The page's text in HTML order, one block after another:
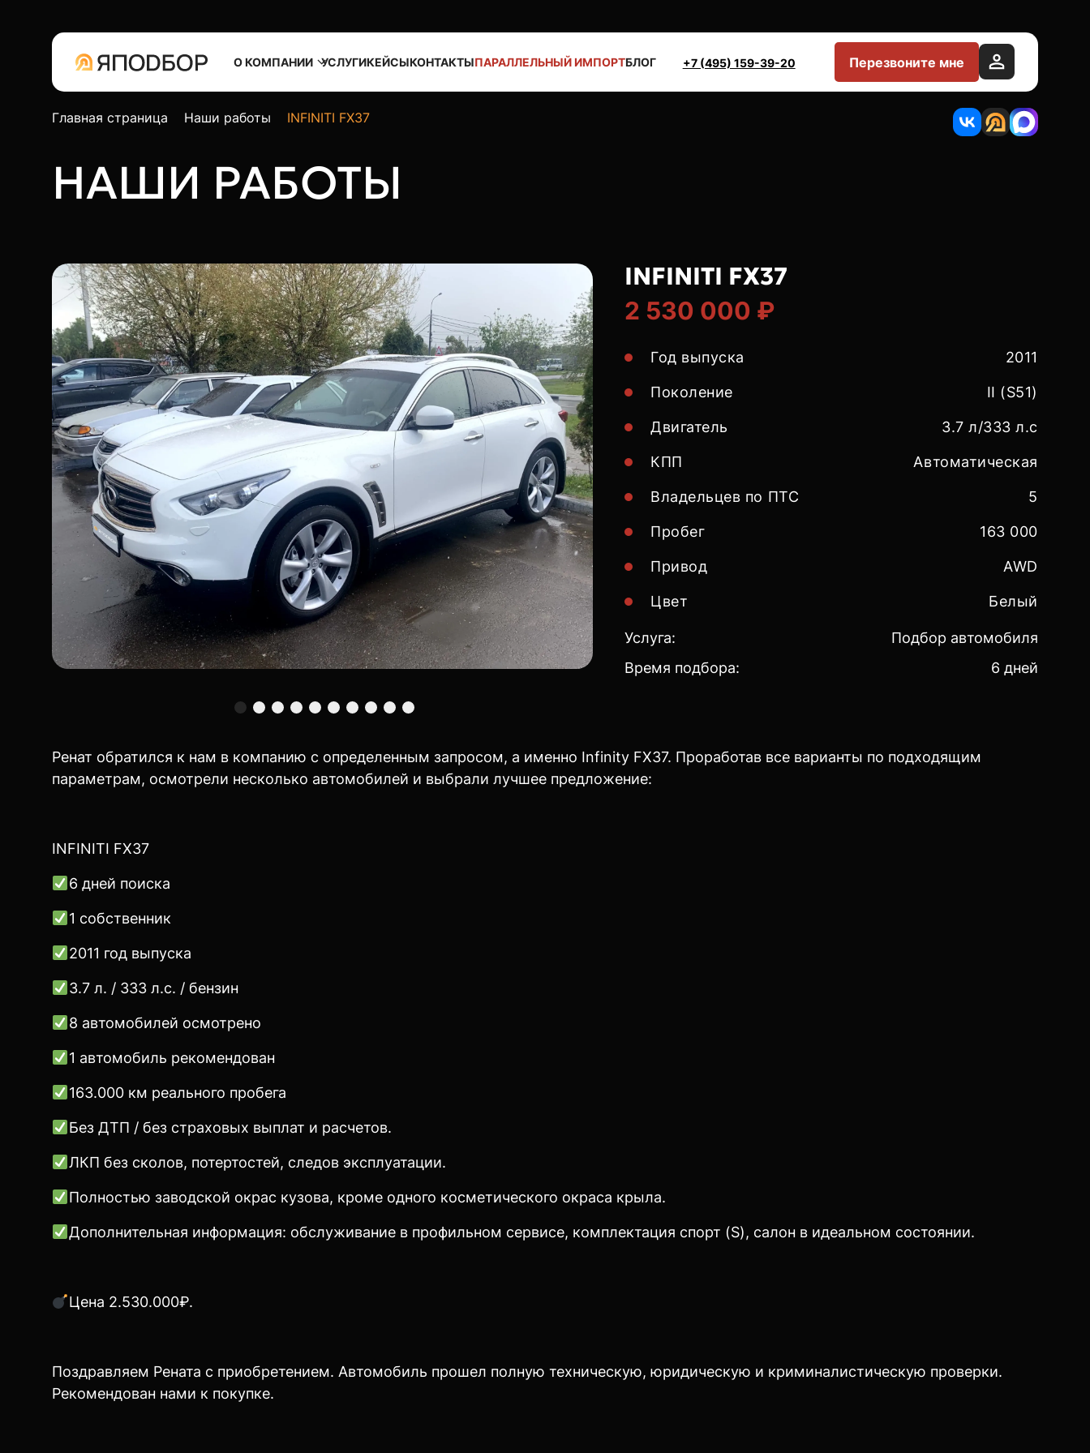
О КОМПАНИИ УСЛУГИКЕЙСЫКОНТАКТЫПАРАЛЛЕЛЬНЫЙ ИМПОРТБЛОГ +7 (495) 159-39-20 Перезвоните мне
Главная страница Наши работы INFINITI FX37
НАШИ РАБОТЫ
INFINITI FX37
2 530 000 ₽
Год выпуска 2011
Поколение II (S51)
Двигатель 3.7 л/333 л.с
КПП Автоматическая
Владельцев по ПТС 5
Пробег 163 000
Привод AWD
Цвет Белый
Услуга:
Подбор автомобиля
Время подбора:
6 дней
Ренат обратился к нам в компанию с определенным запросом, а именно Infinity FX37. Проработав все варианты по подходящим
параметрам, осмотрели несколько автомобилей и выбрали лучшее предложение:
INFINITI FX37
6 дней поиска
1 собственник
2011 год выпуска
3.7 л. / 333 л.с. / бензин
8 автомобилей осмотрено
1 автомобиль рекомендован
163.000 км реального пробега
Без ДТП / без страховых выплат и расчетов.
ЛКП без сколов, потертостей, следов эксплуатации.
Полностью заводской окрас кузова, кроме одного косметического окраса крыла.
Дополнительная информация: обслуживание в профильном сервисе, комплектация спорт (S), салон в идеальном состоянии.
Цена 2.530.000₽.
Поздравляем Рената с приобретением. Автомобиль прошел полную техническую, юридическую и криминалистическую проверки.
Рекомендован нами к покупке.